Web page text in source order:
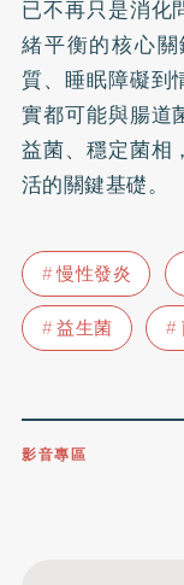
已不再只是消化
緒平衡的核心
質、睡眠障礙到
實都可能與腸道
益菌、穩定菌相
活的關鍵基礎。
慢性發炎
益生菌
影音專區